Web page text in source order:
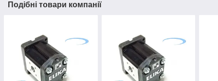
Подібні товари компанії